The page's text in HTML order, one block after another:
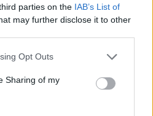
parties on the IAB’s List of
may further disclose it to other
Opt Outs
Sharing of my